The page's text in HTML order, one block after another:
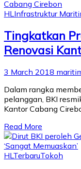
HL Infrastruktur
Tingkatkan
Renovasi
3 March 2018
Dalam rangka
pelanggan, BKI
Kantor Cabang
Read More
HL TerbaruTokoh